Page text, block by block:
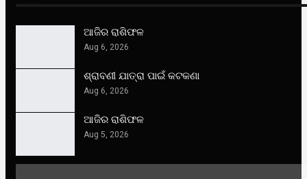
ଆଜିର ରାଶିଫଳ
Aug 6, 2026
ଶ୍ରାବଣୀ ଯାତ୍ରା ପାଇଁ କଟକଣା
Aug 6, 2026
ଆଜିର ରାଶିଫଳ
Aug 5, 2026